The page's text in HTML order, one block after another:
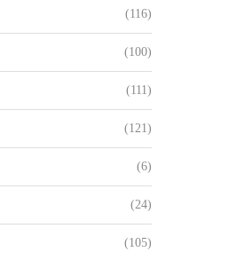
(116)
(100)
(111)
(121)
(6)
(24)
(105)